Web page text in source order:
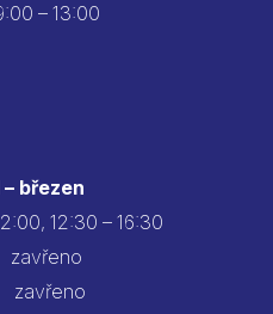
– 13:00
březen
12:30 – 16:30
zavřeno